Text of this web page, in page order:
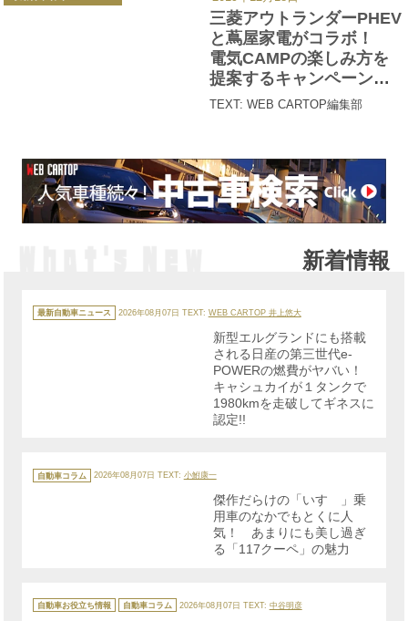
三菱アウトランダーPHEV
と蔦屋家電がコラボ！
電気CAMPの楽しみ方を
提案するキャンペーン実
施中
TEXT: WEB CARTOP編集部
新着情報
カ
テ
ゴ
最新自動車ニュース 2026年08月07日 TEXT: WEB CARTOP 井上悠大
新型エルグランドにも搭載
される日産の第三世代e-
POWERの燃費がヤバい！
キャシュカイが１タンクで
1980kmを走破してギネスに
認定!!
テ
ゴ
自動車コラム 2026年08月07日 TEXT: 小鮒康一
傑作だらけの「いすゞ」乗
用車のなかでもとくに人
気！ あまりにも美し過ぎ
る「117クーペ」の魅力
テ
ゴ
自動車お役立ち情報 自動車コラム 2026年08月07日 TEXT: 中谷明彦